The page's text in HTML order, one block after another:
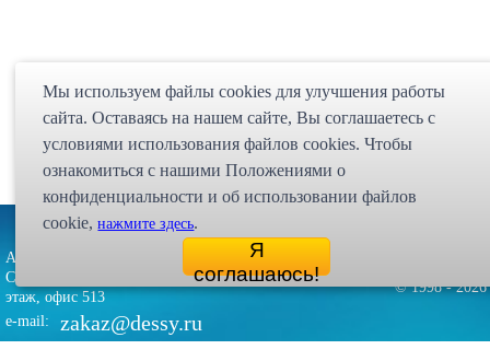
Мы используем файлы cookies для улучшения работы
сайта. Оставаясь на нашем сайте, Bы соглашаетесь с
условиями использования файлов cookies. Чтобы
ознакомиться с нашими Положениями о
конфиденциальности и об использовании файлов
cookie,нажмите здесь.
Я
соглашаюсь!
Партнёрская программа
Адрес: 107023, г. Москва, ул. Малая
Семёновская, д. 3А, стр. 1, 5-й
этаж, офис 513
e-mail:
zakaz@dessy.ru
© 1998 - 2026